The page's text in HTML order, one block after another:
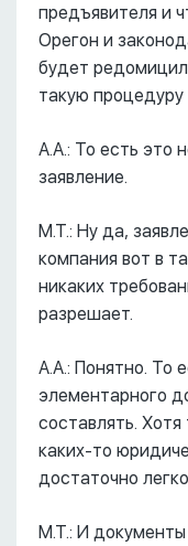
предъявителя и
Орегон и
будет
такую
А.А.: То есть это
заявление.
М.Т.: Ну да,
компания вот в
никаких
разрешает.
А.А.: Понятно. То
элементарного
составлять.
каких-то
достаточно
М.Т.: И